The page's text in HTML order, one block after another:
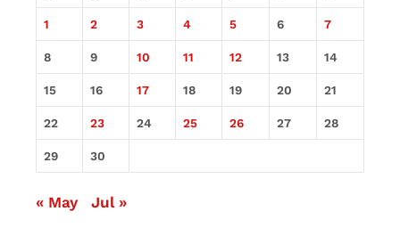
1 2 3 4 5 6 7
8 9 10 11 12 13 14
15 16 17 18 19 20 21
22 23 24 25 26 27 28
29 30
« May Jul »